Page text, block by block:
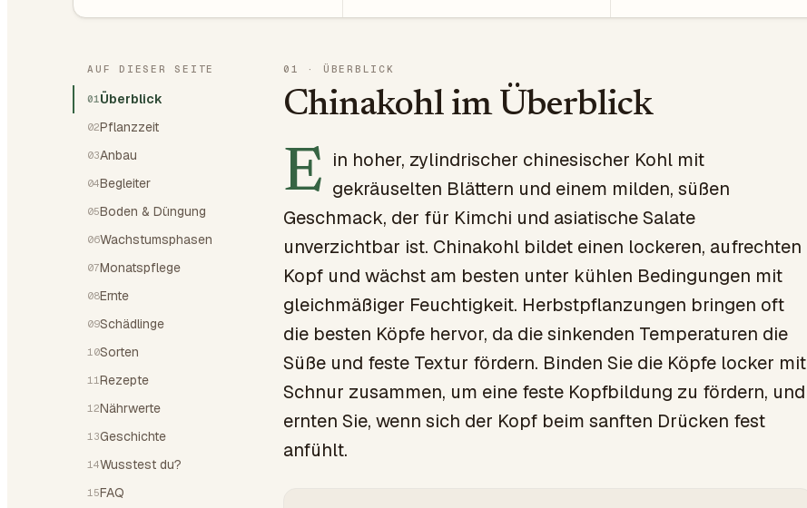
AUF DIESER SEITE
01Überblick
02Pflanzzeit
03Anbau
04Begleiter
05Boden & Düngung
06Wachstumsphasen
07Monatspflege
08Ernte
09Schädlinge
10Sorten
11 Rezepte
12Nährwerte
13Geschichte
14Wusstest du?
15FAQ
01 · ÜBERBLICK
Chinakohl im Überblick
E in hoher, zylindrischer chinesischer Kohl mit
gekräuselten Blättern und einem milden, süßen
Geschmack, der für Kimchi und asiatische Salate
unverzichtbar ist. Chinakohl bildet einen lockeren, aufrechten
Kopf und wächst am besten unter kühlen Bedingungen mit
gleichmäßiger Feuchtigkeit. Herbstpflanzungen bringen oft
die besten Köpfe hervor, da die sinkenden Temperaturen die
Süße und feste Textur fördern. Binden Sie die Köpfe locker mit
Schnur zusammen, um eine feste Kopfbildung zu fördern, und
ernten Sie, wenn sich der Kopf beim sanften Drücken fest
anfühlt.